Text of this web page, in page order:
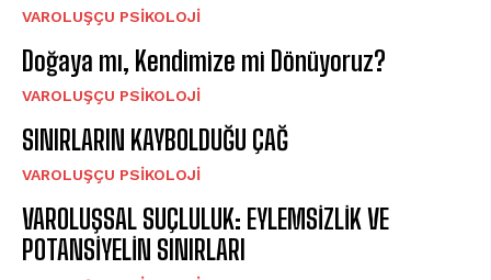
VAROLUŞÇU PSIKOLOJI
Doğaya mı, Kendimize mi Dönüyoruz?
VAROLUŞÇU PSIKOLOJI
SINIRLARIN KAYBOLDUĞU ÇAĞ
VAROLUŞÇU PSIKOLOJI
VAROLUŞSAL SUÇLULUK: EYLEMSİZLİK VE
POTANSİYELİN SINIRLARI